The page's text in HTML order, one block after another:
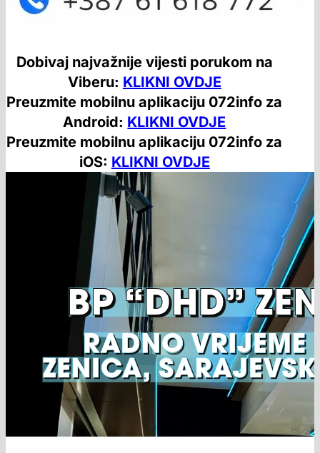
Dobivaj najvažnije vijesti porukom na
Viberu: KLIKNI OVDJE
Preuzmite mobilnu aplikaciju 072info za
Android: KLIKNI OVDJE
Preuzmite mobilnu aplikaciju 072info za
iOS: KLIKNI OVDJE